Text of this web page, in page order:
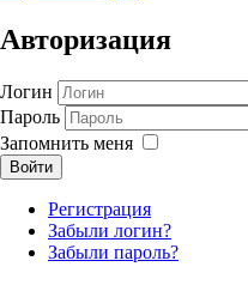
Авторизация
Логин
Пароль
Запомнить меня
Войти
Регистрация
Забыли логин?
Забыли пароль?